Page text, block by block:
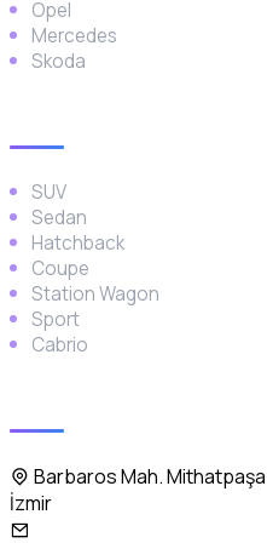
Opel
Mercedes
Skoda
SUV
Sedan
Hatchback
Coupe
Station Wagon
Sport
Cabrio
Barbaros Mah.
İzmir